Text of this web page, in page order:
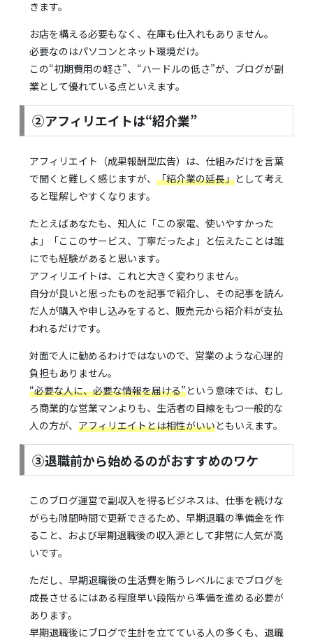
きます。
お店を構える必要もなく、在庫も仕入れもありません。
必要なのはパソコンとネット環境だけ。
この“初期費用の軽さ”、“ハードルの低さ”が、ブログが副
業として優れている点といえます。
②アフィリエイトは“紹介業”
アフィリエイト（成果報酬型広告）は、仕組みだけを言葉
で聞くと難しく感じますが、 「紹介業の延長」として考え
ると理解しやすくなります。
たとえばあなたも、知人に「この家電、使いやすかった
よ」「ここのサービス、丁寧だったよ」と伝えたことは誰
にでも経験があると思います。
アフィリエイトは、これと大きく変わりません。
自分が良いと思ったものを記事で紹介し、その記事を読ん
だ人が購入や申し込みをすると、販売元から紹介料が支払
われるだけです。
対面で人に勧めるわけではないので、営業のような心理的
負担もありません。
“必要な人に、必要な情報を届ける”という意味では、むし
ろ商業的な営業マンよりも、生活者の目線をもつ一般的な
人の方が、 アフィリエイトとは相性がいいともいえます。
③退職前から始めるのがおすすめのワケ
このブログ運営で副収入を得るビジネスは、仕事を続けな
がらも隙間時間で更新できるため、早期退職の準備金を作
ること、および早期退職後の収入源として非常に人気が高
いです。
ただし、早期退職後の生活費を賄うレベルにまでブログを
成長させるにはある程度早い段階から準備を進める必要が
あります。
早期退職後にブログで生計を立てている人の多くも、退職